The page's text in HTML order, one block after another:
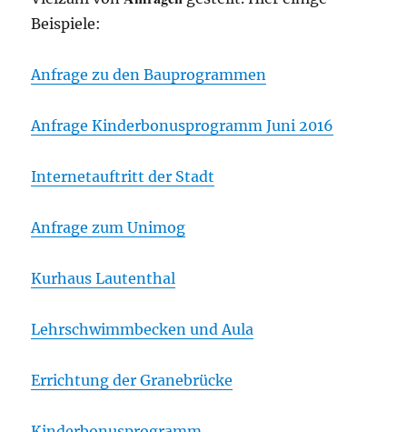
Beispiele:
Anfrage zu den Bauprogrammen
Anfrage Kinderbonusprogramm Juni 2016
Internetauftritt der Stadt
Anfrage zum Unimog
Kurhaus Lautenthal
Lehrschwimmbecken und Aula
Errichtung der Granebrücke